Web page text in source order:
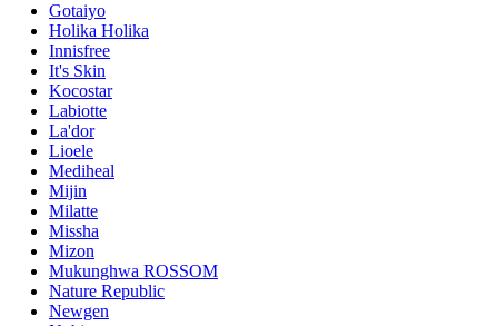
Gotaiyo
Holika Holika
Innisfree
It's Skin
Kocostar
Labiotte
La'dor
Lioele
Mediheal
Mijin
Milatte
Missha
Mizon
Mukunghwa ROSSOM
Nature Republic
Newgen